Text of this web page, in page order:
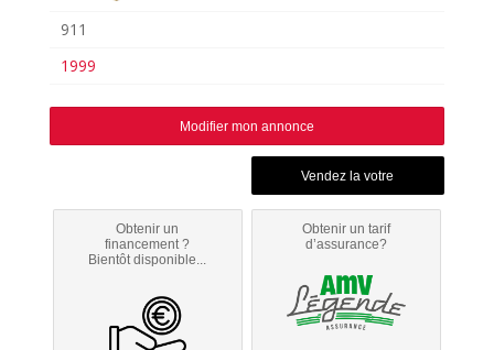
911
1999
Modifier mon annonce
Obtenir un
financement ?
Bientôt disponible...
Obtenir un tarif
d’assurance?